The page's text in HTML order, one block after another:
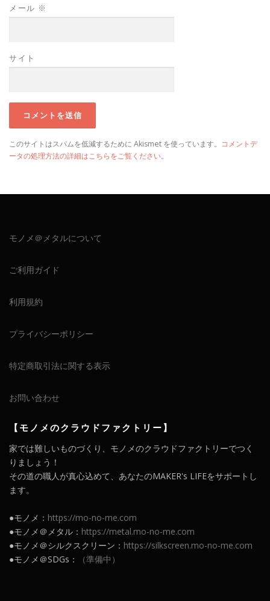
メール ※
サイト
このサイトはスパムを低減するために Akismet を使っています。 コメントデ
ータの処理方法の詳細はこちらをご覧ください。
モノメ＠メタルについて
ご利用ガイド
利用規約
プライバシーポリシー
特定商取引法に関する表示
お問い合わせ
【モノメのクラウドファクトリー】
家では難しいものづくり、モノメのクラウドファクトリーでつく
りましょう！
その道の職人が真心込めて、あなたのMAKER's LIFEをサポートし
ます。
●モノメ： https://mo-no-me.com
●モノメ＠メタル： https://metal.mo-no-me.com
●モノメ＠シルクスクリーン： https://silkscreen.mo-no-me.com
●モノメ＠SDGs：
（準備中）